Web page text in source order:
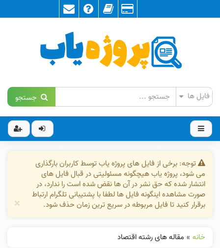
جستجو
توجه: برخی از فایل های پروژه یاب توسط کاربران بارگذاری
می شود، پروژه یاب هیچگونه مسئولیتی در قبال فایل های
انتشار شده که حق نشر در آن ها نقض شده است را ندارد، در
صورت مشاهده اینگونه فایل ها لطفا با پشتیبانی تلگرام ارتباط
برقرار کنید تا فایل مربوطه در سریع ترین زمان حذف شود.
×
خانه » مقاله های رشته اقتصاد